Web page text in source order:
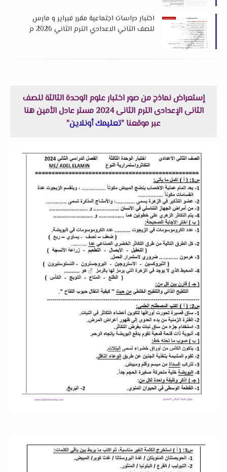
اختبار دراسات اجتماعية مقرر فبراير و مارس
للصف الثاني الاعدادي الترم الثاني 2026 م
إستعراض نماذج من صور اختبار علوم الوحدة الثالثة للصف
الثانى الإعدادى الترم الثانى 2024 مستر عادل الأمين هنا
عبر موقعنا "تعليمك أونلاين"